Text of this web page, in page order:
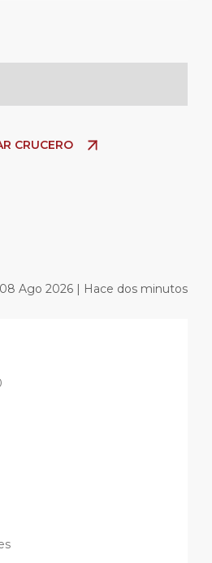
CRUCERO
Ago 2026 | Hace dos minutos